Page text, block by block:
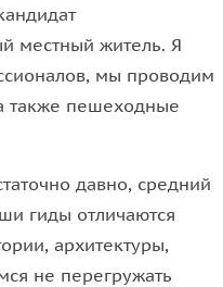
крендель и
русских — всех, кто
местный житель. Я
мы проводим
также пешеходные
давно, средний
гиды отличаются
архитектуры,
не перегружать